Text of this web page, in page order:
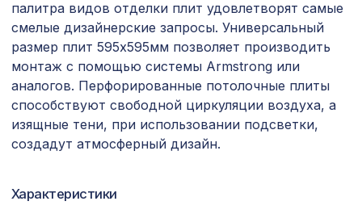
мореный
Перфорированная потолочная плита
КВАДРО 8-28 МИРИАДЕ, 595х595мм,
ХДФ, клён
385 ₽
Перфорированная панель КВАДРО
11-45, 2070х930мм, ХДФ, ольха
1778 ₽
Перфорированная панель КВАДРО
Консоль для архитектурного бруса
палитра видов отделки плит удовлетворят самые
смелые дизайнерские запросы. Универсальный
размер плит 595х595мм позволяет производить
монтаж с помощью системы Armstrong или
аналогов. Перфорированные потолочные плиты
способствуют свободной циркуляции воздуха, а
изящные тени, при использовании подсветки,
создадут атмосферный дизайн.
Характеристики